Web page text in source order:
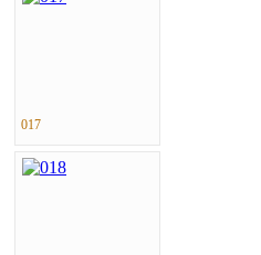
017